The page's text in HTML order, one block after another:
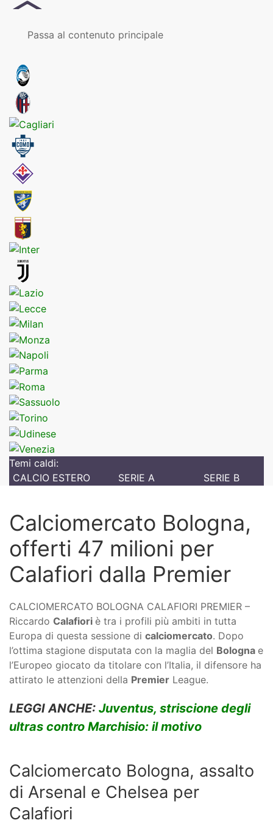
Passa al contenuto principale
Temi caldi:
CALCIO ESTERO
SERIE A SERIE B
Calciomercato Bologna,
offerti 47 milioni per
Calafiori dalla Premier
CALCIOMERCATO BOLOGNA CALAFIORI PREMIER –
Riccardo Calafiori è tra i profili più ambiti in tutta
Europa di questa sessione di calciomercato. Dopo
l’ottima stagione disputata con la maglia del Bologna e
l’Europeo giocato da titolare con l’Italia, il difensore ha
attirato le attenzioni della Premier League.
LEGGI ANCHE: Juventus, striscione degli
ultras contro Marchisio: il motivo
Calciomercato Bologna, assalto
di Arsenal e Chelsea per
Calafiori